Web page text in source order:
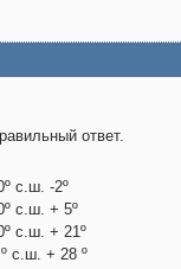
ответ.
с.ш. -2º
с.ш. + 5º
с.ш. + 21º
с.ш. + 28 º